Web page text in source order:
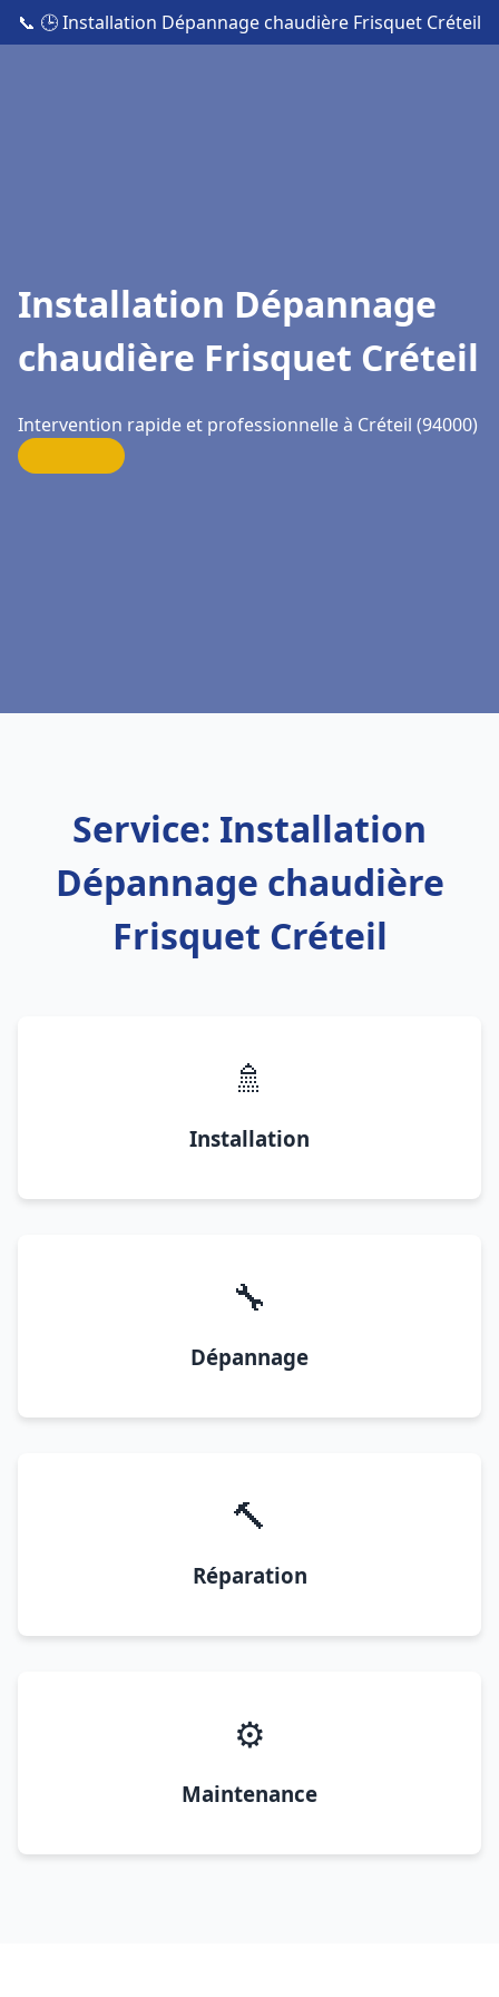
📞 🕒 Installation Dépannage chaudière Frisquet Créteil
Installation Dépannage
chaudière Frisquet Créteil
Intervention rapide et professionnelle à Créteil (94000)
Service: Installation
Dépannage chaudière
Frisquet Créteil
🚿
Installation
🔧
Dépannage
🔨
Réparation
⚙️
Maintenance